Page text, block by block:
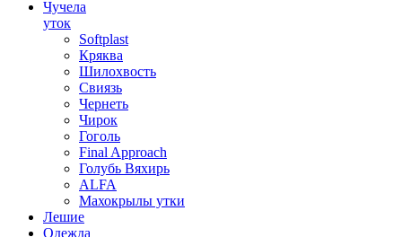
Чучела
уток
Softplast
Кряква
Шилохвость
Свиязь
Чернеть
Чирок
Гоголь
Final Approach
Голубь Вяхирь
ALFA
Махокрылы утки
Лешие
Одежда